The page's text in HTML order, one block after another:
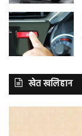
खेत खलिहान